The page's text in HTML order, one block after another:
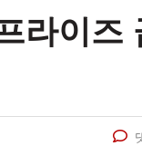
라이즈